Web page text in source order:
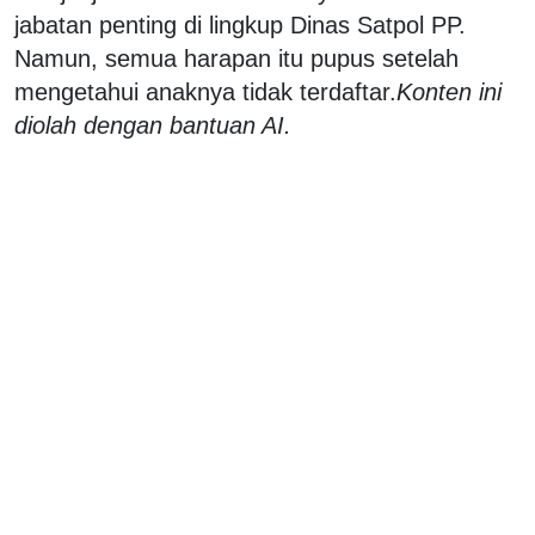
jabatan penting di lingkup Dinas Satpol PP.
Namun, semua harapan itu pupus setelah
mengetahui anaknya tidak terdaftar.Konten ini
diolah dengan bantuan AI.